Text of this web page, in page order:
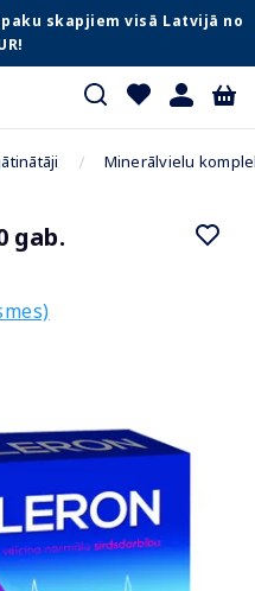
paku skapjiem visā Latvijā no
Minerālvielu
gab.